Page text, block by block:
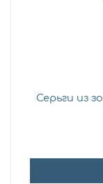
Серьги из